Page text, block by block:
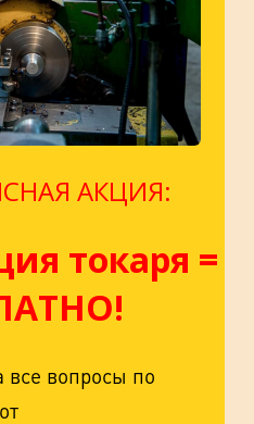
АКЦИЯ:
токаря =
все вопросы по